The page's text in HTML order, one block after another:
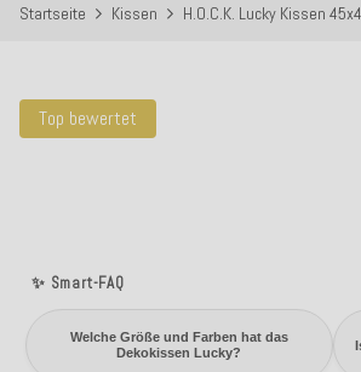
Startseite Kissen H.O.C.K. Lucky Kissen
Top bewertet
✨ Smart-FAQ
Welche Größe und Farben hat das
Dekokissen Lucky?